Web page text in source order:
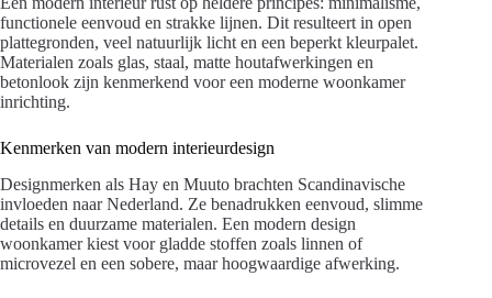
functionele eenvoud en strakke lijnen. Dit resulteert in open
plattegronden, veel natuurlijk licht en een beperkt kleurpalet.
Materialen zoals glas, staal, matte houtafwerkingen en
betonlook zijn kenmerkend voor een moderne woonkamer
inrichting.
Kenmerken van modern interieurdesign
Designmerken als Hay en Muuto brachten Scandinavische
invloeden naar Nederland. Ze benadrukken eenvoud, slimme
details en duurzame materialen. Een modern design
woonkamer kiest voor gladde stoffen zoals linnen of
microvezel en een sobere, maar hoogwaardige afwerking.